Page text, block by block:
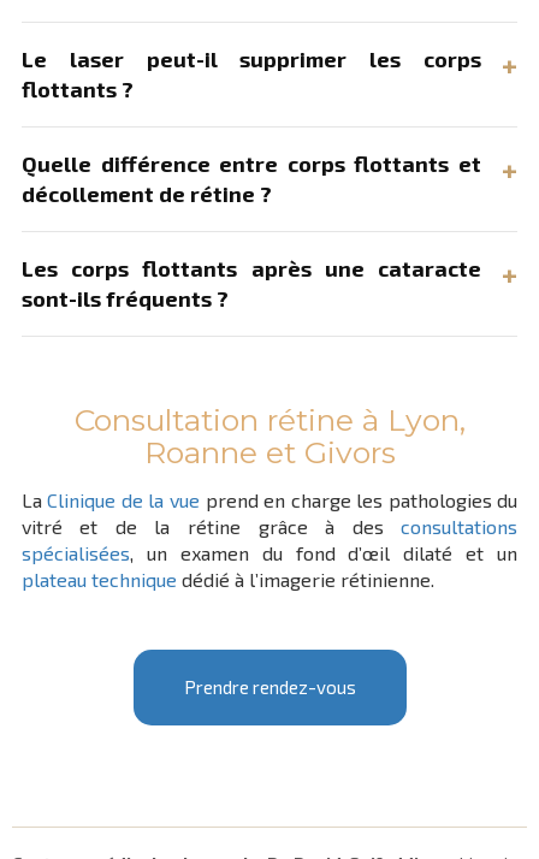
Le laser peut-il supprimer les corps
flottants ?
Quelle différence entre corps flottants et
décollement de rétine ?
Les corps flottants après une cataracte
sont-ils fréquents ?
Consultation rétine à Lyon,
Roanne et Givors
LaClinique de la vue prend en charge les pathologies du
vitré et de la rétine grâce à desconsultations
spécialisées, un examen du fond d’œil dilaté et un
plateau technique dédié à l’imagerie rétinienne.
Prendre rendez-vous